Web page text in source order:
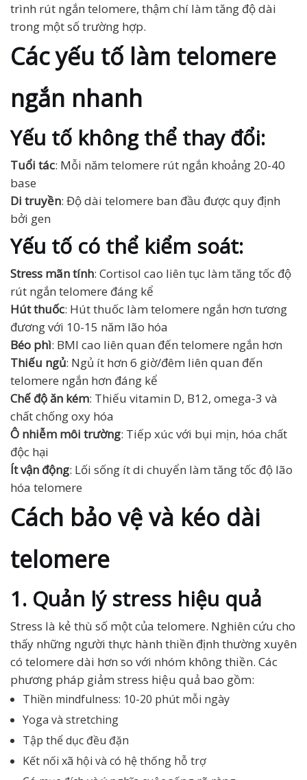
trình rút ngắn telomere, thậm chí làm tăng độ dài
trong một số trường hợp.
Các yếu tố làm telomere
ngắn nhanh
Yếu tố không thể thay đổi:
Tuổi tác: Mỗi năm telomere rút ngắn khoảng 20-40
base
Di truyền: Độ dài telomere ban đầu được quy định
bởi gen
Yếu tố có thể kiểm soát:
Stress mãn tính: Cortisol cao liên tục làm tăng tốc độ
rút ngắn telomere đáng kể
Hút thuốc: Hút thuốc làm telomere ngắn hơn tương
đương với 10-15 năm lão hóa
Béo phì: BMI cao liên quan đến telomere ngắn hơn
Thiếu ngủ: Ngủ ít hơn 6 giờ/đêm liên quan đến
telomere ngắn hơn đáng kể
Chế độ ăn kém: Thiếu vitamin D, B12, omega-3 và
chất chống oxy hóa
Ô nhiễm môi trường: Tiếp xúc với bụi mịn, hóa chất
độc hại
Ít vận động: Lối sống ít di chuyển làm tăng tốc độ lão
hóa telomere
Cách bảo vệ và kéo dài
telomere
1. Quản lý stress hiệu quả
Stress là kẻ thù số một của telomere. Nghiên cứu cho
thấy những người thực hành thiền định thường xuyên
có telomere dài hơn so với nhóm không thiền. Các
phương pháp giảm stress hiệu quả bao gồm:
Thiền mindfulness: 10-20 phút mỗi ngày
Yoga và stretching
Tập thể dục đều đặn
Kết nối xã hội và có hệ thống hỗ trợ